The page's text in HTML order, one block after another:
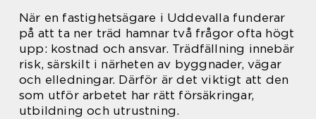
När en fastighetsägare i Uddevalla funderar
på att ta ner träd hamnar två frågor ofta högt
upp: kostnad och ansvar. Trädfällning innebär
risk, särskilt i närheten av byggnader, vägar
och elledningar. Därför är det viktigt att den
som utför arbetet har rätt försäkringar,
utbildning och utrustning.